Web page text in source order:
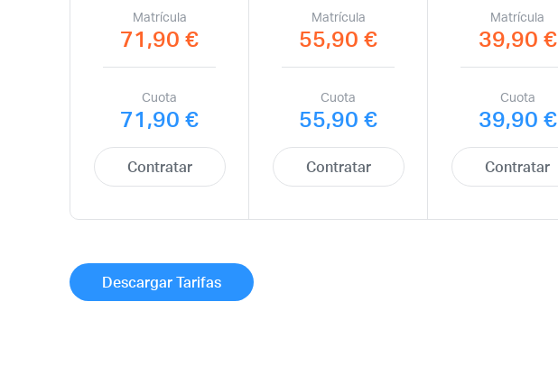
Matrícula
71,90 €
Cuota
71,90 €
Contratar
Matrícula
55,90 €
Cuota
55,90 €
Contratar
Matrícula
39,90 €
Cuota
39,90 €
Contratar
Descargar Tarifas